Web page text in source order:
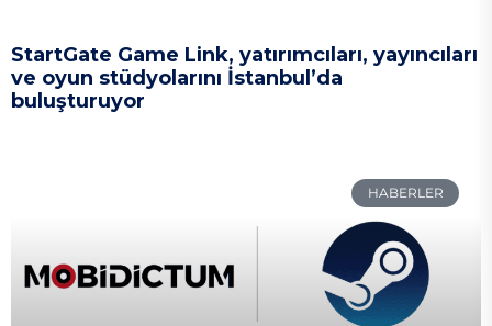
StartGate Game Link, yatırımcıları, yayıncıları
ve oyun stüdyolarını İstanbul’da
buluşturuyor
HABERLER